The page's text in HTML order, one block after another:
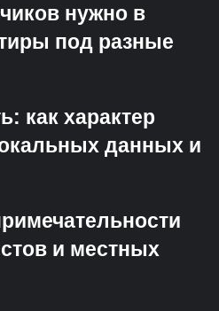
нужно в
под разные
как характер
данных и
и местных